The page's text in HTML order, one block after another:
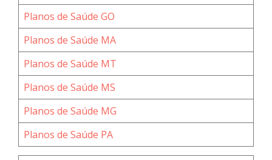
Planos de Saúde GO
Planos de Saúde MA
Planos de Saúde MT
Planos de Saúde MS
Planos de Saúde MG
Planos de Saúde PA